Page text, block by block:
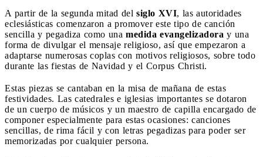
A partir de la segunda mitad del siglo XVI, las autoridades
eclesiásticas comenzaron a promover este tipo de canción
sencilla y pegadiza como una medida evangelizadora y una
forma de divulgar el mensaje religioso, así que empezaron a
adaptarse numerosas coplas con motivos religiosos, sobre todo
durante las fiestas de Navidad y el Corpus Christi.
Estas piezas se cantaban en la misa de mañana de estas
festividades. Las catedrales e iglesias importantes se dotaron
de un cuerpo de músicos y un maestro de capilla encargado de
componer especialmente para estas ocasiones: canciones
sencillas, de rima fácil y con letras pegadizas para poder ser
memorizadas por cualquier persona.